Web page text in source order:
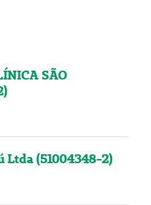
SÃO
Ltda (51004348-2)